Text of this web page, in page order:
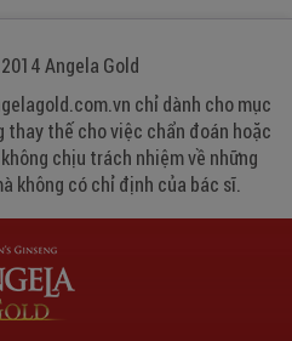
Angela Gold
chỉ dành cho mục
thay thế cho việc chẩn đoán hoặc
chịu trách nhiệm về những
không có chỉ định của bác sĩ.